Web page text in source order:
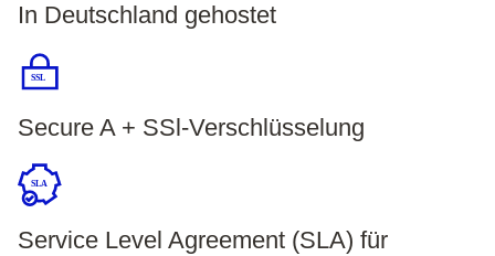
In Deutschland gehostet
SSL
Secure A + SSl-Verschlüsselung
SLA
Service Level Agreement (SLA) für